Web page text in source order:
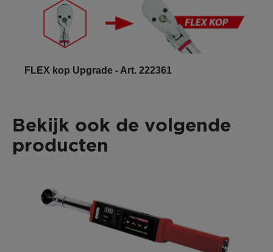
FLEX kop Upgrade - Art. 222361
Bekijk ook de volgende
producten